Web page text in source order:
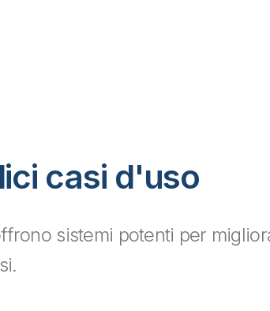
casi d'uso
sistemi potenti per